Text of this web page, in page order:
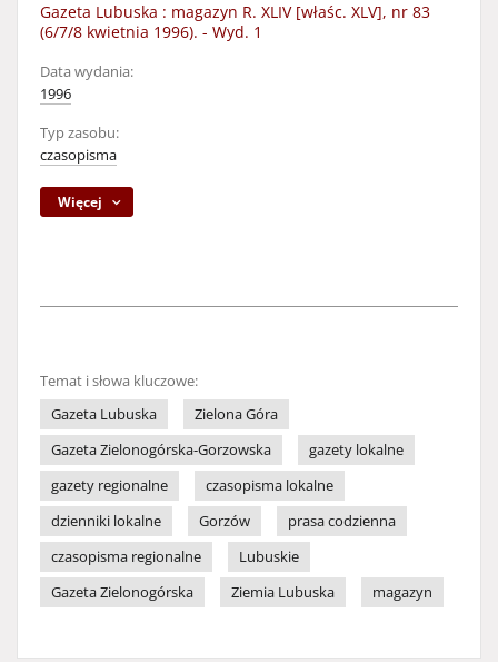
Gazeta Lubuska : magazyn R. XLIV [właśc. XLV], nr 83
(6/7/8 kwietnia 1996). - Wyd. 1
Data wydania:
1996
Typ zasobu:
czasopisma
Więcej
Temat i słowa kluczowe:
Gazeta Lubuska
Zielona Góra
Gazeta Zielonogórska-Gorzowska
gazety lokalne
gazety regionalne
czasopisma lokalne
dzienniki lokalne
Gorzów
prasa codzienna
czasopisma regionalne
Lubuskie
Gazeta Zielonogórska
Ziemia Lubuska magazyn